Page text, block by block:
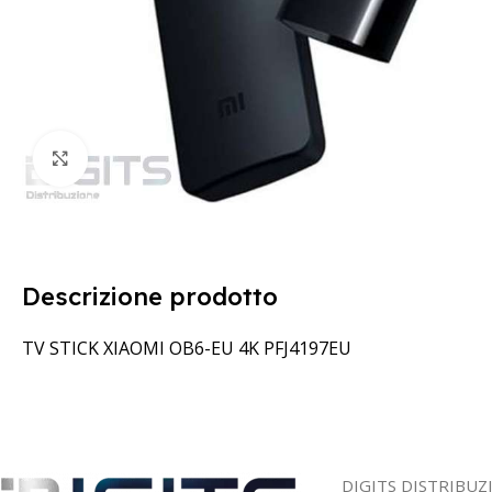
Clicca per ingrandire
Descrizione prodotto
TV STICK XIAOMI OB6-EU 4K PFJ4197EU
DIGITS